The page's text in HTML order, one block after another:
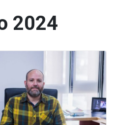
2024